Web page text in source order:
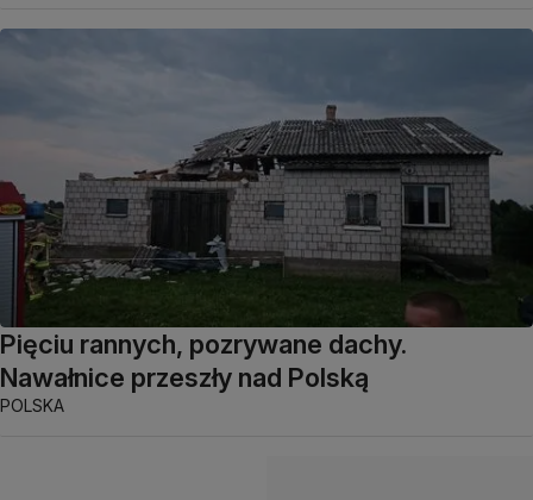
Pięciu rannych, pozrywane dachy.
Nawałnice przeszły nad Polską
POLSKA